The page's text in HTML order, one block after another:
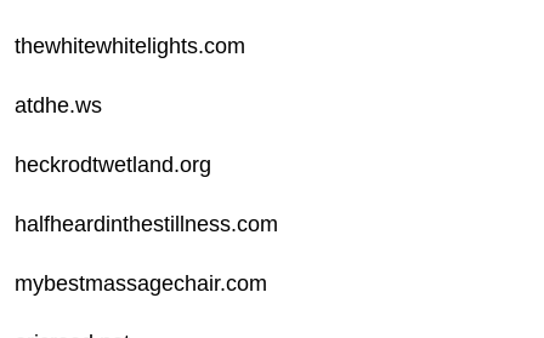
thewhitewhitelights.com
atdhe.ws
heckrodtwetland.org
halfheardinthestillness.com
mybestmassagechair.com